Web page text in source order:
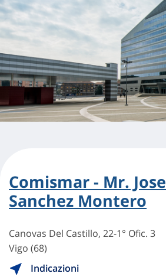
Comismar - Mr.
Sanchez Montero
Canovas Del Castillo, 22-1° Ofic. 3
Vigo (68)
Indicazioni